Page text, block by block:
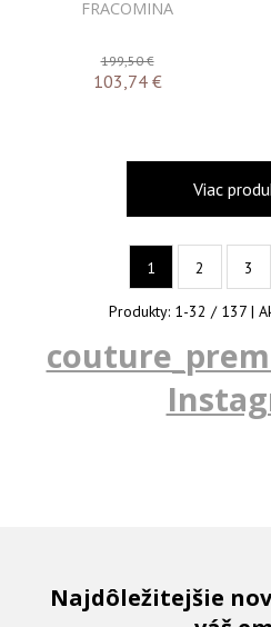
FRACOMINA
199,50 €
103,74 €
Viac
1 2 3
Produkty: 1-32 / 137 |
Najdôležitejšie